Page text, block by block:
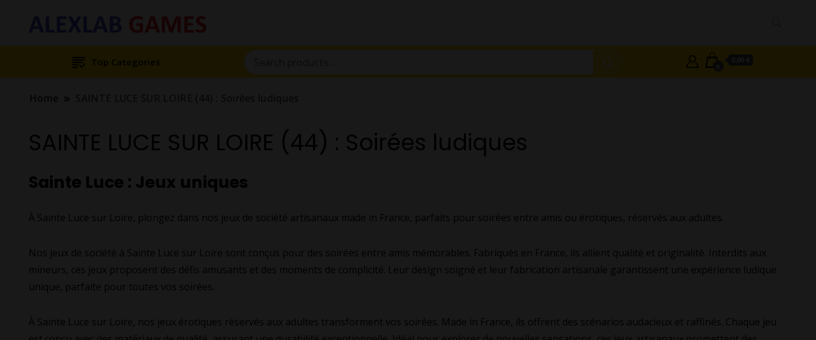
Top Categories
Home
SAINTE LUCE SUR LOIRE (44) : Soirées ludiques
Sainte Luce : Jeux uniques
À Sainte Luce sur Loire, plongez dans nos jeux de société artisanaux made in France, parfaits pour soirées entre amis ou érotiques, réservés aux adultes.
Nos jeux de société à Sainte Luce sur Loire sont conçus pour des soirées entre amis mémorables. Fabriqués en France, ils allient qualité et originalité. Interdits aux
mineurs, ces jeux proposent des défis amusants et des moments de complicité. Leur design soigné et leur fabrication artisanale garantissent une expérience ludique
unique, parfaite pour toutes vos soirées.
À Sainte Luce sur Loire, nos jeux érotiques réservés aux adultes transforment vos soirées. Made in France, ils offrent des scénarios audacieux et raffinés. Chaque jeu